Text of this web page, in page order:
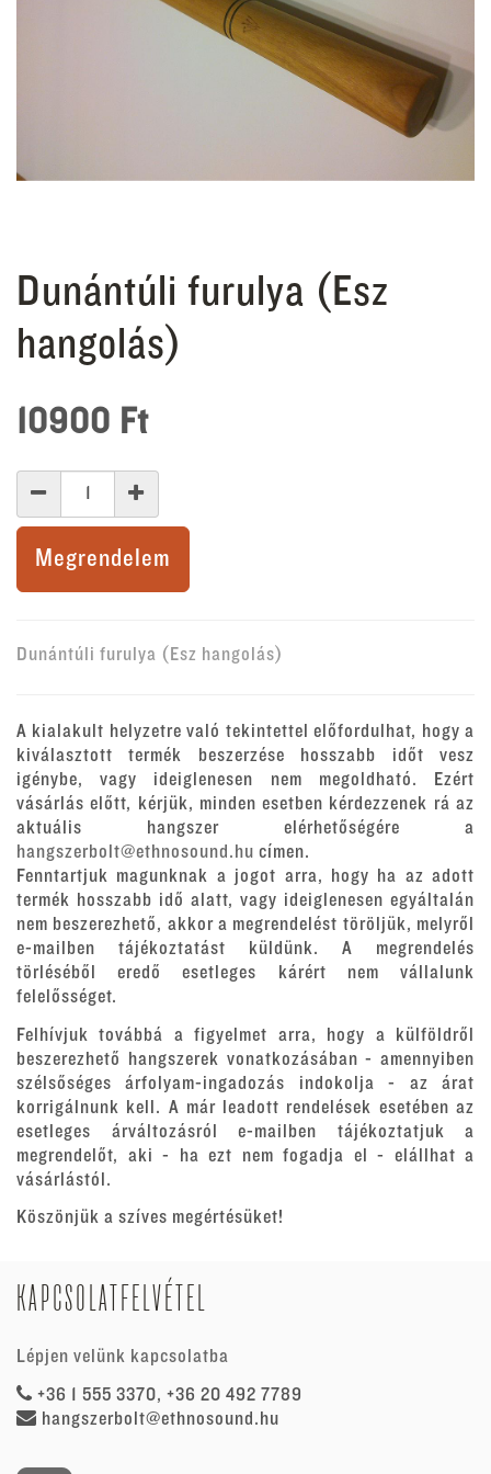
Dunántúli furulya (Esz
hangolás)
10900 Ft
Megrendelem
Dunántúli furulya (Esz hangolás)
A kialakult helyzetre való tekintettel előfordulhat, hogy a
kiválasztott termék beszerzése hosszabb időt vesz
igénybe, vagy ideiglenesen nem megoldható. Ezért
vásárlás előtt, kérjük, minden esetben kérdezzenek rá az
aktuális hangszer elérhetőségére a
hangszerbolt@ethnosound.hu címen.
Fenntartjuk magunknak a jogot arra, hogy ha az adott
termék hosszabb idő alatt, vagy ideiglenesen egyáltalán
nem beszerezhető, akkor a megrendelést töröljük, melyről
e-mailben tájékoztatást küldünk. A megrendelés
törléséből eredő esetleges kárért nem vállalunk
felelősséget.
Felhívjuk továbbá a figyelmet arra, hogy a külföldről
beszerezhető hangszerek vonatkozásában - amennyiben
szélsőséges árfolyam-ingadozás indokolja - az árat
korrigálnunk kell. A már leadott rendelések esetében az
esetleges árváltozásról e-mailben tájékoztatjuk a
megrendelőt, aki - ha ezt nem fogadja el - elállhat a
vásárlástól.
Köszönjük a szíves megértésüket!
KAPCSOLATFELVÉTEL
Lépjen velünk kapcsolatba
+36 1 555 3370, +36 20 492 7789
hangszerbolt@ethnosound.hu